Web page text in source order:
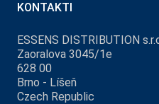
KONTAKTI
ESSENS DISTRIBUTION
Zaoralova 3045/1e
628 00
Brno - Líšeň
Czech Republic